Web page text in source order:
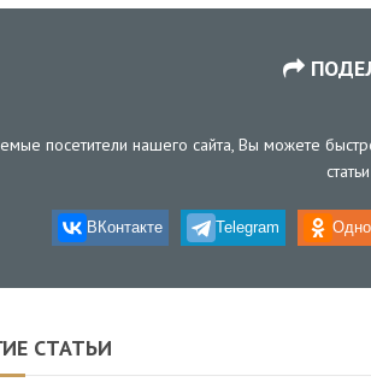
посетители нашего сайта, Вы можете
ВКонтакте Telegram
СТАТЬИ